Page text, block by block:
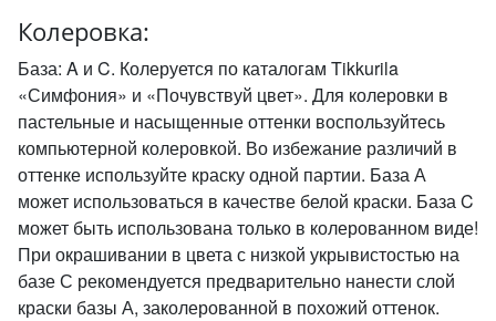
Колеровка:
База: A и C. Колеруется по каталогам Tikkurila
«Симфония» и «Почувствуй цвет». Для колеровки в
пастельные и насыщенные оттенки воспользуйтесь
компьютерной колеровкой. Во избежание различий в
оттенке используйте краску одной партии. База А
может использоваться в качестве белой краски. База C
может быть использована только в колерованном виде!
При окрашивании в цвета с низкой укрывистостью на
базе С рекомендуется предварительно нанести слой
краски базы А, заколерованной в похожий оттенок.